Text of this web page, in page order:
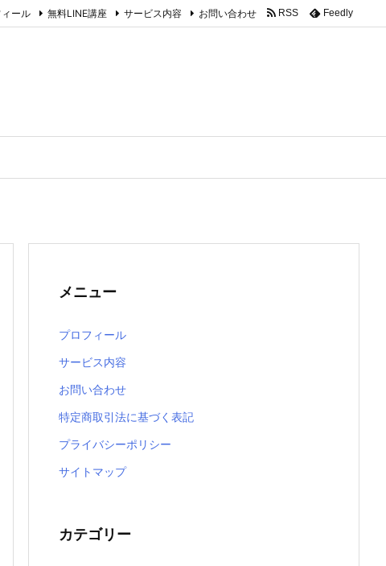
ール 無料LINE講座 サービス内容 お問い合わせ RSS Feedly
メニュー
プロフィール
サービス内容
お問い合わせ
特定商取引法に基づく表記
プライバシーポリシー
サイトマップ
カテゴリー